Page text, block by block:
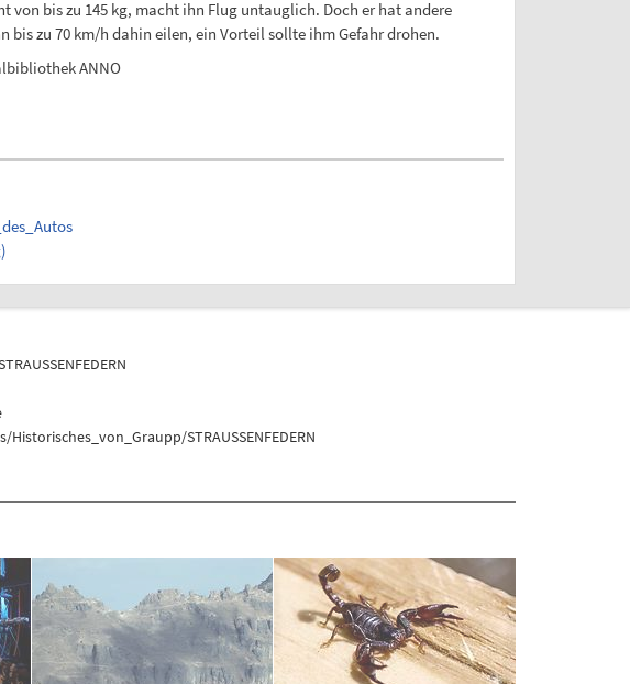
bis zu 145 kg, macht ihn Flug untauglich. Doch er hat andere
zu 70 km/h dahin eilen, ein Vorteil sollte ihm Gefahr drohen.
ANNO
STRAUSSENFEDERN